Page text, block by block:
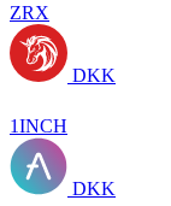
ZRX
DKK
1INCH
DKK